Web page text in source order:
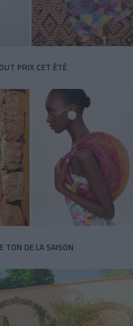
PRIX CET ÉTÉ
TON DE LA SAISON